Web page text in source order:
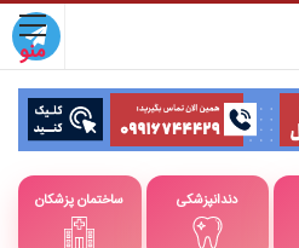
ساختمان پزشکان دندانپزشکی